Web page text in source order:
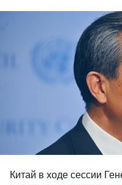
Китай в ходе сессии